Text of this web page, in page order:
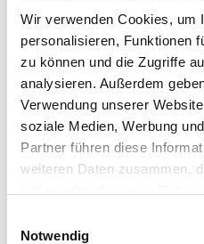
Wir verwenden Cookies, um
personalisieren, Funktionen
zu können und die Zugriffe
analysieren. Außerdem
Verwendung unserer
soziale Medien, Werbung
Partner führen diese
weiteren Daten zusammen,
Notwendig